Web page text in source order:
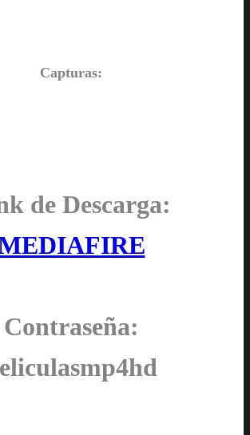
Capturas:
de Descarga:
Contraseña: